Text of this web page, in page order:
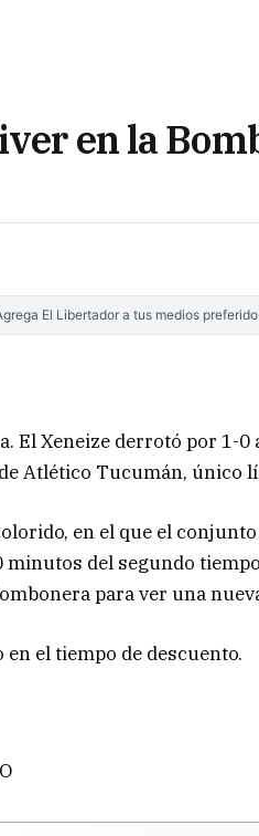
en la
El Libertador a tus medios
El Xeneize derrotó por 1-
Atlético Tucumán, único
en el que el
minutos del segundo
para ver una
el tiempo de descuento.